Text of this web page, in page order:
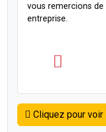
vous remercions
entreprise.
Cliquez pour voir